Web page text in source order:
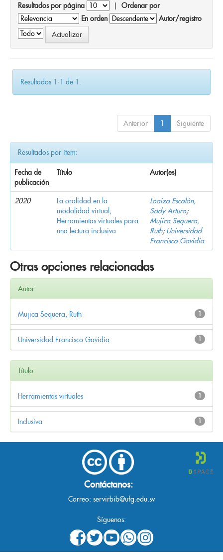
Resultados por página | Ordenar por
En orden
Autor/registro
Resultados 1-1 de 1.
Anterior 1 Siguiente
Resultados por ítem:
Fecha de
publicación
Título Autor(es)
2020
La oralidad en la
modalidad virtual;
Herramientas virtuales para
una lectura inclusiva
Loaiza Escalón,
Sady Arturo;
Mujica Sequera,
Ruth; Universidad
Francisco Gavidia
Otras opciones relacionadas
Autor
1
Mujica Sequera, Ruth
1
Universidad Francisco Gavidia
Título
1
Herramientas virtuales
1
Inclusiva
Contáctanos:
Correo: servirbib@ufg.edu.sv
Síguenos: